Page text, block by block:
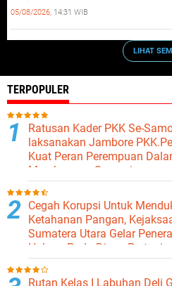
05/08/2026, 14:31 WIB
LIHAT
TERPOPULER
Ratusan Kader PKK Se-
laksanakan Jambore
Kuat Peran Perempuan
Membangun Samosir.
Cegah Korupsi Untuk
Ketahanan Pangan,
Sumatera Utara Gelar
Hukum Pada Dinas
Ketahanan Pangan
Rutan Kelas I Labuhan Deli